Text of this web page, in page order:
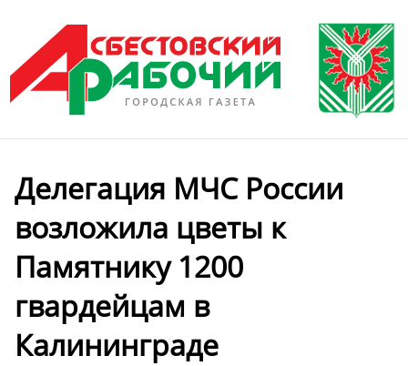
Делегация МЧС России
возложила цветы к
Памятнику 1200
гвардейцам в
Калининграде